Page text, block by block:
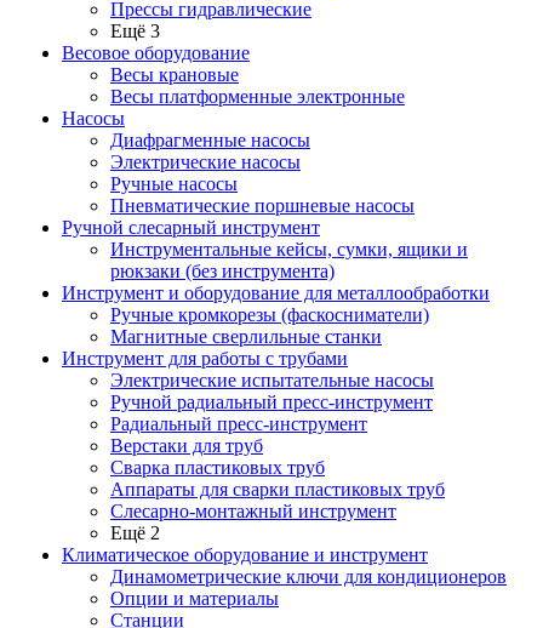
Прессы гидравлические
Ещё 3
Весовое оборудование
Весы крановые
Весы платформенные электронные
Насосы
Диафрагменные насосы
Электрические насосы
Ручные насосы
Пневматические поршневые насосы
Ручной слесарный инструмент
Инструментальные кейсы, сумки, ящики и
рюкзаки (без инструмента)
Инструмент и оборудование для металлообработки
Ручные кромкорезы (фаскосниматели)
Магнитные сверлильные станки
Инструмент для работы с трубами
Электрические испытательные насосы
Ручной радиальный пресс-инструмент
Радиальный пресс-инструмент
Верстаки для труб
Сварка пластиковых труб
Аппараты для сварки пластиковых труб
Слесарно-монтажный инструмент
Ещё 2
Климатическое оборудование и инструмент
Динамометрические ключи для кондиционеров
Опции и материалы
Станции